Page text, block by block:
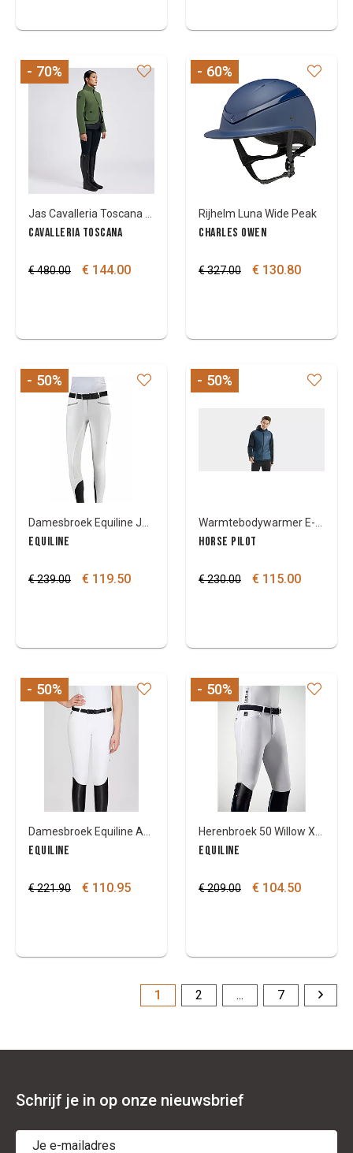
CAVALLERIA TOSCANA
€ 480.00 € 144.00
- 70%
Rijhelm Luna Wide Peak
CHARLES OWEN
€ 327.00 € 130.80
- 60%
EQUILINE
€ 239.00 € 119.50
- 50%
HORSE PILOT
€ 230.00 € 115.00
- 50%
EQUILINE
€ 221.90 € 110.95
- 50%
EQUILINE
€ 209.00 € 104.50
- 50%
1 2 ... 7
Schrijf je in op onze nieuwsbrief